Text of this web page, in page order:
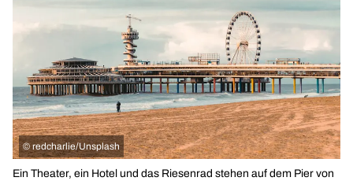
© redcharlie/Unsplash
Ein Theater, ein Hotel und das Riesenrad stehen auf dem Pier von